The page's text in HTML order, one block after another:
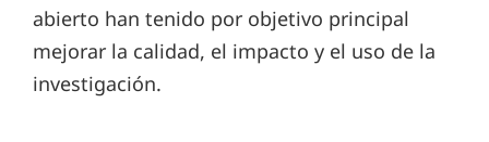
abierto han tenido por objetivo principal
mejorar la calidad, el impacto y el uso de la
investigación.